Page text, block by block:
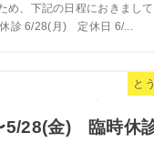
め、下記の日程におきまして
診 6/28(月) 定休日 6/...
と
5/28(金) 臨時休